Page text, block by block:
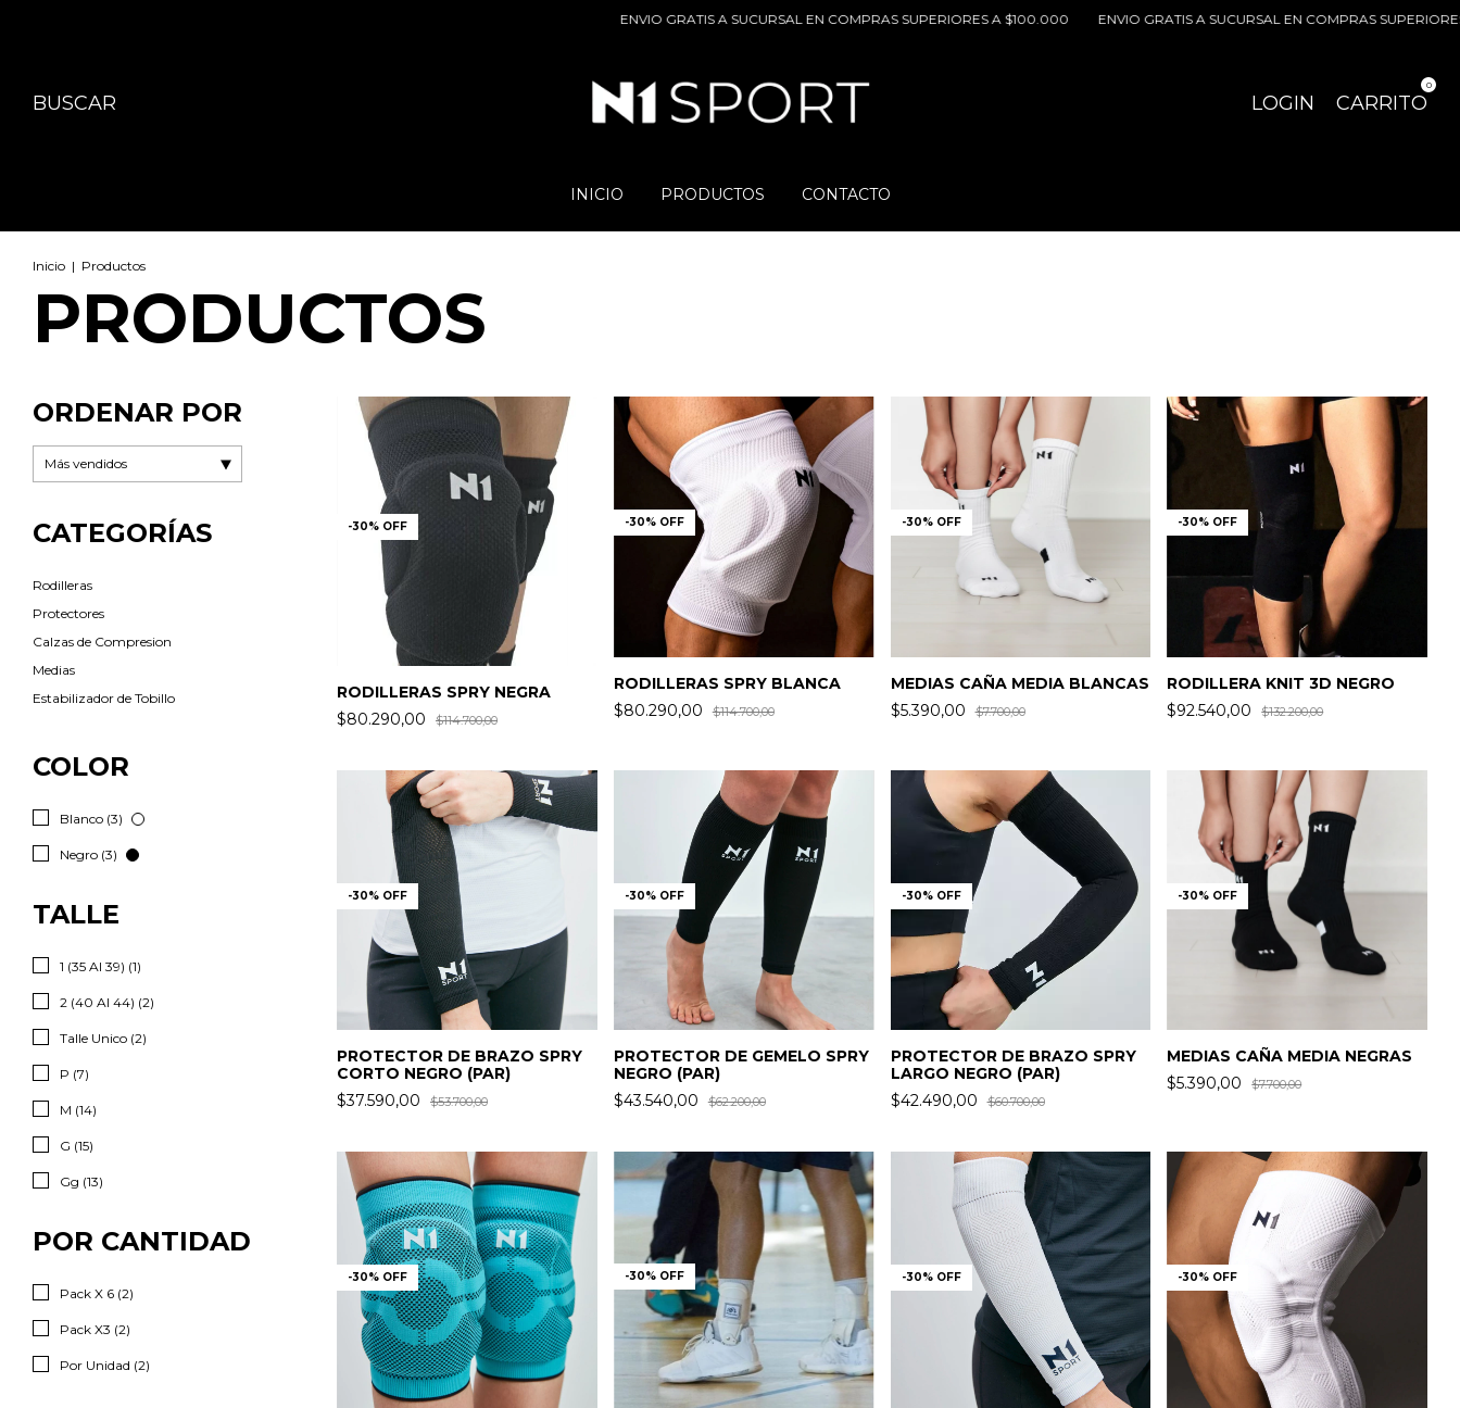
ENVIO GRATIS A SUCURSAL EN COMPRAS SUPERIORES A $100.000 ENVIO GRATIS A SUCURSAL EN COMPRAS SUPERIORES A
BUSCAR LOGIN CARRITO
0
INICIO PRODUCTOS CONTACTO
Inicio | Productos
PRODUCTOS
ORDENAR POR
CATEGORÍAS
Rodilleras
Protectores
Calzas de Compresion
Medias
Estabilizador de Tobillo
COLOR
Blanco (3)
Negro (3)
TALLE
1 (35 Al 39) (1)
2 (40 Al 44) (2)
Talle Unico (2)
P (7)
M (14)
G (15)
Gg (13)
POR CANTIDAD
Pack X 6 (2)
Pack X3 (2)
Por Unidad (2)
-30% OFF
RODILLERAS SPRY NEGRA
$80.290,00
$114.700,00
-30% OFF
RODILLERAS SPRY BLANCA
$80.290,00
$114.700,00
-30% OFF
MEDIAS CAÑA MEDIA BLANCAS
$5.390,00
$7.700,00
-30% OFF
RODILLERA KNIT 3D NEGRO
$92.540,00
$132.200,00
-30% OFF
PROTECTOR DE BRAZO SPRY
CORTO NEGRO (PAR)
$37.590,00
$53.700,00
-30% OFF
PROTECTOR DE GEMELO SPRY
NEGRO (PAR)
$43.540,00
$62.200,00
-30% OFF
PROTECTOR DE BRAZO SPRY
LARGO NEGRO (PAR)
$42.490,00
$60.700,00
-30% OFF
MEDIAS CAÑA MEDIA NEGRAS
$5.390,00
$7.700,00
-30% OFF -30% OFF -30% OFF -30% OFF